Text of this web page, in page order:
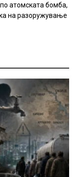
атомската бомба,
на разоружување